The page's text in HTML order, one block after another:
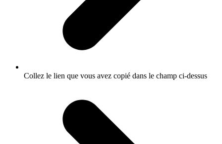
Collez le lien que vous avez copié dans le champ ci-dessus